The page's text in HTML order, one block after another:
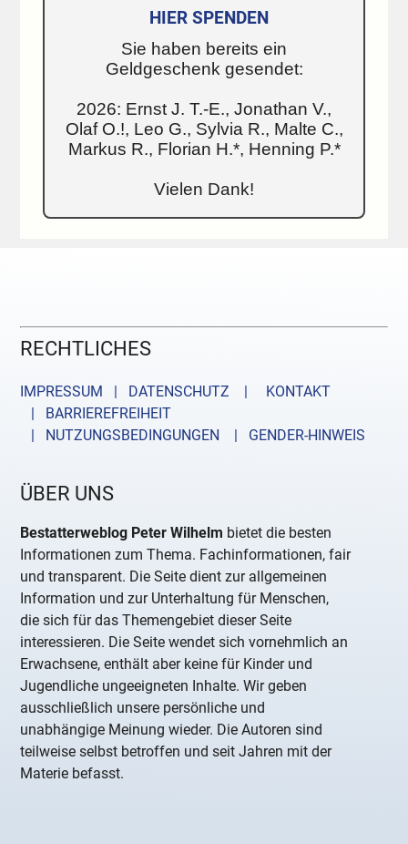
HIER SPENDEN
Sie haben bereits ein
Geldgeschenk gesendet:
2026: Ernst J. T.-E., Jonathan V.,
Olaf O.!, Leo G., Sylvia R., Malte C.,
Markus R., Florian H.*, Henning P.*
Vielen Dank!
RECHTLICHES
IMPRESSUM | DATENSCHUTZ |
KONTAKT
| BARRIEREFREIHEIT
| NUTZUNGSBEDINGUNGEN
| GENDER-HINWEIS
ÜBER UNS
Bestatterweblog Peter Wilhelm bietet die besten
Informationen zum Thema. Fachinformationen, fair
und transparent. Die Seite dient zur allgemeinen
Information und zur Unterhaltung für Menschen,
die sich für das Themengebiet dieser Seite
interessieren. Die Seite wendet sich vornehmlich an
Erwachsene, enthält aber keine für Kinder und
Jugendliche ungeeigneten Inhalte. Wir geben
ausschließlich unsere persönliche und
unabhängige Meinung wieder. Die Autoren sind
teilweise selbst betroffen und seit Jahren mit der
Materie befasst.